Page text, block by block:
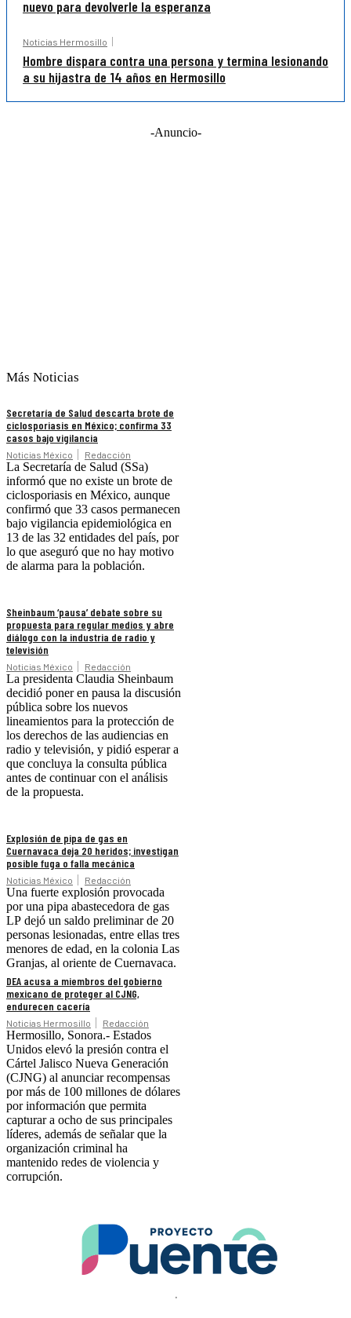
nuevo para devolverle la esperanza
Noticias Hermosillo
Hombre dispara contra una persona y termina lesionando
a su hijastra de 14 años en Hermosillo
-Anuncio-
Más Noticias
Secretaría de Salud descarta brote de
ciclosporiasis en México; confirma 33
casos bajo vigilancia
Noticias México Redacción
La Secretaría de Salud (SSa)
informó que no existe un brote de
ciclosporiasis en México, aunque
confirmó que 33 casos permanecen
bajo vigilancia epidemiológica en
13 de las 32 entidades del país, por
lo que aseguró que no hay motivo
de alarma para la población.
Sheinbaum ‘pausa’ debate sobre su
propuesta para regular medios y abre
diálogo con la industria de radio y
televisión
Noticias México Redacción
La presidenta Claudia Sheinbaum
decidió poner en pausa la discusión
pública sobre los nuevos
lineamientos para la protección de
los derechos de las audiencias en
radio y televisión, y pidió esperar a
que concluya la consulta pública
antes de continuar con el análisis
de la propuesta.
Explosión de pipa de gas en
Cuernavaca deja 20 heridos; investigan
posible fuga o falla mecánica
Noticias México Redacción
Una fuerte explosión provocada
por una pipa abastecedora de gas
LP dejó un saldo preliminar de 20
personas lesionadas, entre ellas tres
menores de edad, en la colonia Las
Granjas, al oriente de Cuernavaca.
DEA acusa a miembros del gobierno
mexicano de proteger al CJNG,
endurecen cacería
Noticias Hermosillo Redacción
Hermosillo, Sonora.- Estados
Unidos elevó la presión contra el
Cártel Jalisco Nueva Generación
(CJNG) al anunciar recompensas
por más de 100 millones de dólares
por información que permita
capturar a ocho de sus principales
líderes, además de señalar que la
organización criminal ha
mantenido redes de violencia y
corrupción.
.